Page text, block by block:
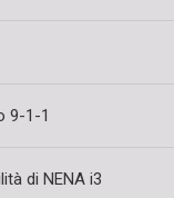
9-1-1
di NENA i3